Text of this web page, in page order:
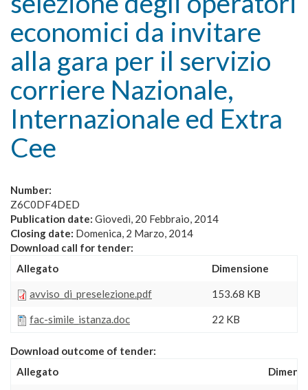
economici da invitare
alla gara per il servizio
corriere Nazionale,
Internazionale ed Extra
Cee
Number:
Z6C0DF4DED
Publication date: Giovedì, 20 Febbraio, 2014
Closing date: Domenica, 2 Marzo, 2014
Download call for tender:
Allegato
Dimensione
avviso_di_preselezione.pdf 153.68 KB
fac-simile_istanza.doc 22 KB
Download outcome of tender:
Allegato